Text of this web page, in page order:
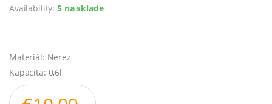
Availability:5 na sklade
Materiál: Nerez
Kapacita: 0,6l